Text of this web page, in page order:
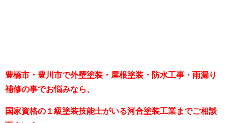
豊橋市・豊川市で外壁塗装・屋根塗装・防水工事・雨漏り
補修の事でお悩みなら、
国家資格の１級塗装技能士がいる河合塗装工業までご相談